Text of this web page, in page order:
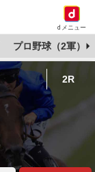
dメニュー
プロ野球（2軍）
2R